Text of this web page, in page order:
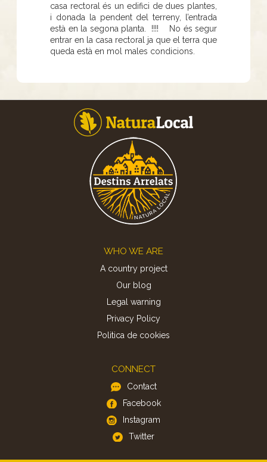
casa rectoral és un edifici de dues plantes,
i donada la pendent del terreny, l’entrada
està en la segona planta. !!!! No és segur
entrar en la casa rectoral ja que el terra que
queda està en mol males condicions.
WHO WE ARE
A country project
Our blog
Legal warning
Privacy Policy
Politica de cookies
CONNECT
Contact
Facebook
Instagram
Twitter